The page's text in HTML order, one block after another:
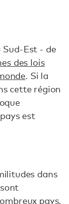
Sud-Est - de
des lois
. Si la
cette région
est
dans
pays,